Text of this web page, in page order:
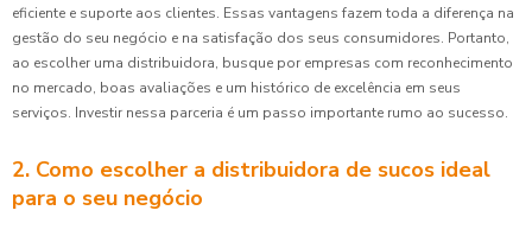
eficiente e suporte aos clientes. Essas vantagens fazem toda a diferença na
gestão do seu negócio e na satisfação dos seus consumidores. Portanto,
ao escolher uma distribuidora, busque por empresas com reconhecimento
no mercado, boas avaliações e um histórico de excelência em seus
serviços. Investir nessa parceria é um passo importante rumo ao sucesso.
2. Como escolher a distribuidora de sucos ideal
para o seu negócio